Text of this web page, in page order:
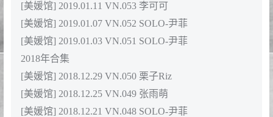
[美媛馆] 2019.01.11 VN.053 李可可
[美媛馆] 2019.01.07 VN.052 SOLO-尹菲
[美媛馆] 2019.01.03 VN.051 SOLO-尹菲
2018年合集
[美媛馆] 2018.12.29 VN.050 栗子Riz
[美媛馆] 2018.12.25 VN.049 张雨萌
[美媛馆] 2018.12.21 VN.048 SOLO-尹菲